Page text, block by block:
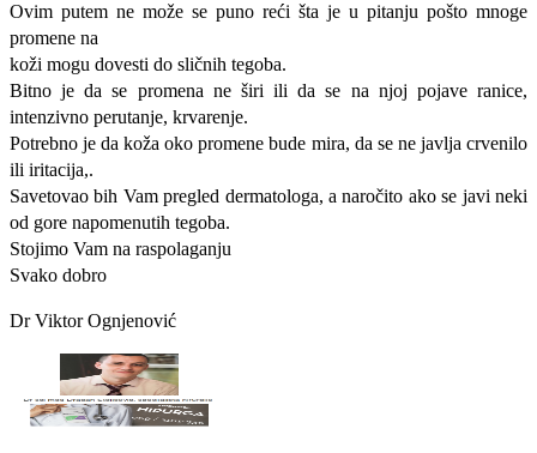
Ovim putem ne može se puno reći šta je u pitanju pošto mnoge
promene na
koži mogu dovesti do sličnih tegoba.
Bitno je da se promena ne širi ili da se na njoj pojave ranice,
intenzivno perutanje, krvarenje.
Potrebno je da koža oko promene bude mira, da se ne javlja crvenilo
ili iritacija,.
Savetovao bih Vam pregled dermatologa, a naročito ako se javi neki
od gore napomenutih tegoba.
Stojimo Vam na raspolaganju
Svako dobro
Dr Viktor Ognjenović